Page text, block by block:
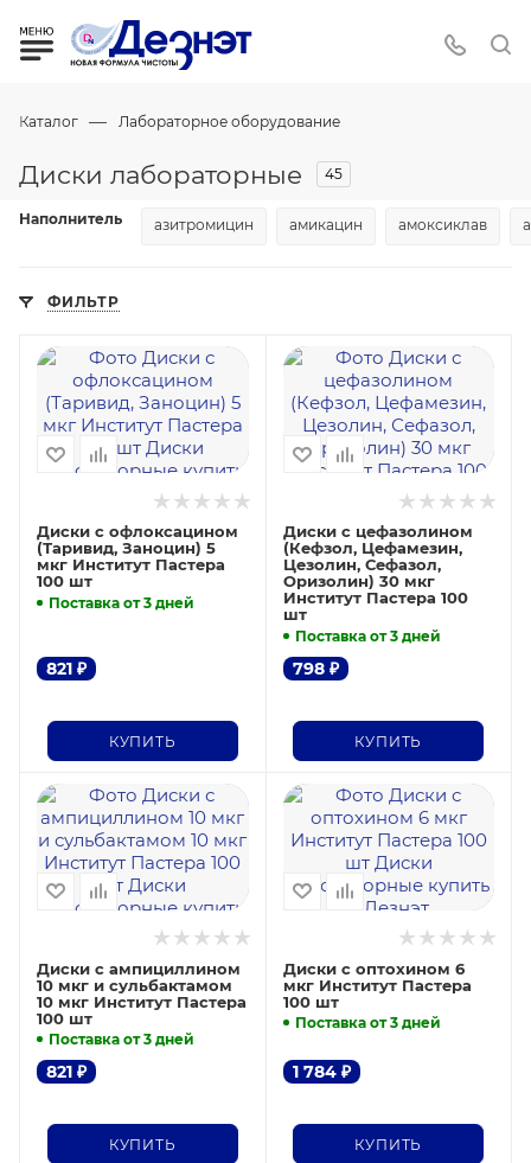
Каталог — Лабораторное оборудование
Диски лабораторные 45
Наполнитель азитромицин амикацин амоксиклав
ФИЛЬТР
Диски с офлоксацином
(Таривид, Заноцин) 5
мкг Институт Пастера
100 шт
Поставка от 3 дней
821 ₽
КУПИТЬ
Диски с цефазолином
(Кефзол, Цефамезин,
Цезолин, Сефазол,
Оризолин) 30 мкг
Институт Пастера 100
шт
Поставка от 3 дней
798₽
КУПИТЬ
Диски с ампициллином
10 мкг и сульбактамом
10 мкг Институт Пастера
100 шт
Поставка от 3 дней
821 ₽
КУПИТЬ
Диски с оптохином 6
мкг Институт Пастера
100 шт
Поставка от 3 дней
1 784₽
КУПИТЬ